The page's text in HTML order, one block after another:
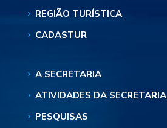
REGIÃO TURÍSTICA
CADASTUR
A SECRETARIA
ATIVIDADES DA SECRETARIA
PESQUISAS